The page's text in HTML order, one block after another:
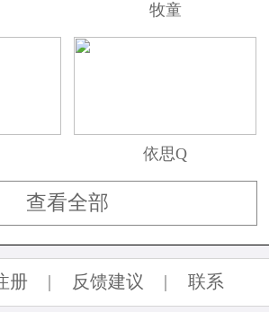
牧童
依思Q
查看全部
册 反馈建议 联系